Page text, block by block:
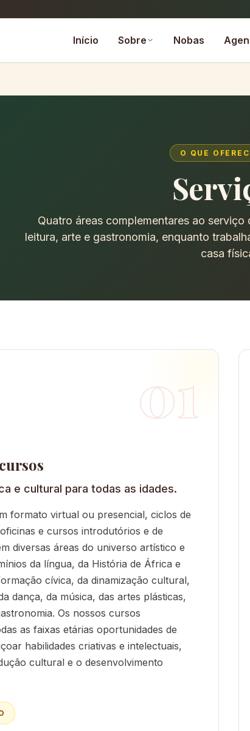
Início Sobre Nobas
O QUE
Quatro áreas complementares ao
leitura, arte e gastronomia, enquanto
casa
01
e cultural para todas as idades.
formato virtual ou presencial, ciclos de
e cursos introdutórios e de
diversas áreas do universo artístico e
da língua, da História de África e
cívica, da dinamização cultural,
dança, da música, das artes plásticas,
Os nossos cursos
as faixas etárias oportunidades de
habilidades criativas e intelectuais,
cultural e o desenvolvimento